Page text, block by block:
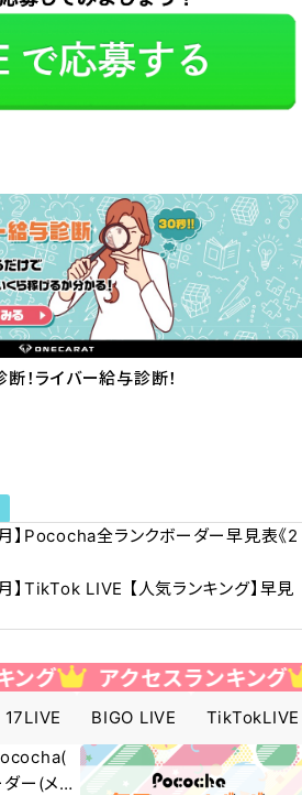
！ライバー給与診断！
】Pococha全ランクボーダー早見表《2
】TikTok LIVE 【人気ランキング】早見
クセスランキング アクセ
17LIVE BIGO LIVE TikTokLIVE
ー(メー